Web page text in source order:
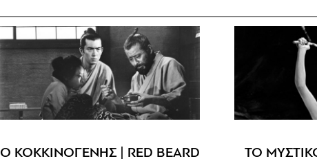
Ο ΚΟΚΚΙΝΟΓΕΝΗΣ | RED BEARD
ΤΟ